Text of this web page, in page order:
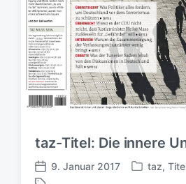
taz-Titel: Die innere
V
9. Januar 2017
V
taz,